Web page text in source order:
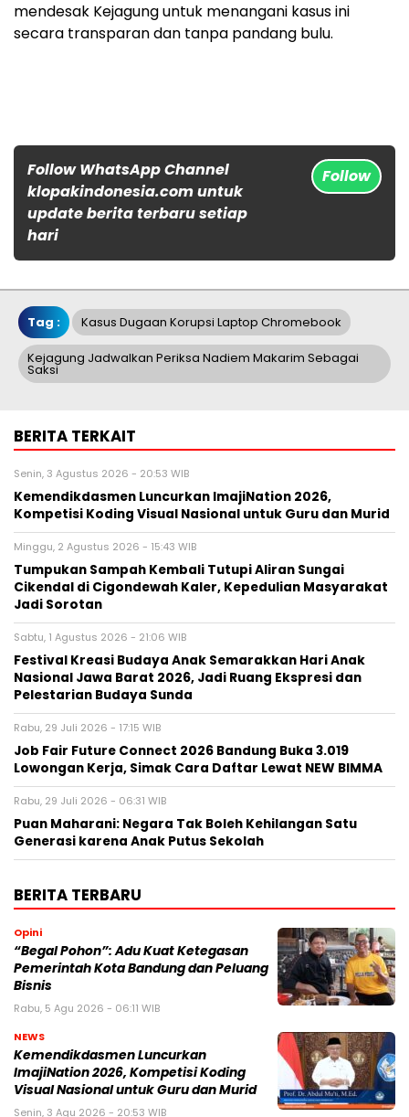
mendesak Kejagung untuk menangani kasus ini
secara transparan dan tanpa pandang bulu.
Follow WhatsApp Channel
klopakindonesia.com untuk
update berita terbaru setiap
hari
Follow
Tag : Kasus Dugaan Korupsi Laptop Chromebook
Kejagung Jadwalkan Periksa Nadiem Makarim Sebagai
Saksi
BERITA TERKAIT
Senin, 3 Agustus 2026 - 20:53 WIB
Kemendikdasmen Luncurkan ImajiNation 2026,
Kompetisi Koding Visual Nasional untuk Guru dan Murid
Minggu, 2 Agustus 2026 - 15:43 WIB
Tumpukan Sampah Kembali Tutupi Aliran Sungai
Cikendal di Cigondewah Kaler, Kepedulian Masyarakat
Jadi Sorotan
Sabtu, 1 Agustus 2026 - 21:06 WIB
Festival Kreasi Budaya Anak Semarakkan Hari Anak
Nasional Jawa Barat 2026, Jadi Ruang Ekspresi dan
Pelestarian Budaya Sunda
Rabu, 29 Juli 2026 - 17:15 WIB
Job Fair Future Connect 2026 Bandung Buka 3.019
Lowongan Kerja, Simak Cara Daftar Lewat NEW BIMMA
Rabu, 29 Juli 2026 - 06:31 WIB
Puan Maharani: Negara Tak Boleh Kehilangan Satu
Generasi karena Anak Putus Sekolah
BERITA TERBARU
Opini
“Begal Pohon”: Adu Kuat Ketegasan
Pemerintah Kota Bandung dan Peluang
Bisnis
Rabu, 5 Agu 2026 - 06:11 WIB
NEWS
Kemendikdasmen Luncurkan
ImajiNation 2026, Kompetisi Koding
Visual Nasional untuk Guru dan Murid
Senin, 3 Agu 2026 - 20:53 WIB